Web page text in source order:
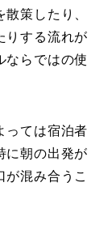
策したり、
りする流れが
ならではの使
っては宿泊者
に朝の出発が
が混み合うこ